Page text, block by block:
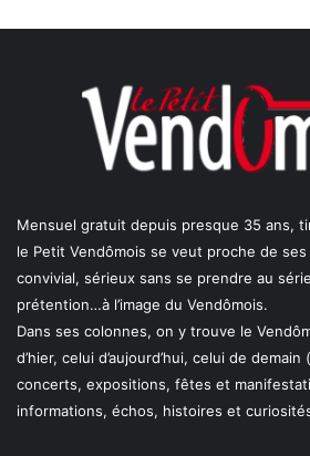
Mensuel gratuit depuis presque 35 ans,
le Petit Vendômois se veut proche de
convivial, sérieux sans se prendre au
prétention…à l’image du Vendômois.
Dans ses colonnes, on y trouve le
d’hier, celui d’aujourd’hui, celui de
concerts, expositions, fêtes et
informations, échos, histoires et